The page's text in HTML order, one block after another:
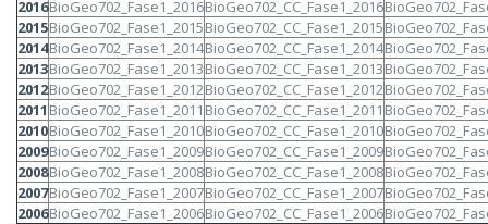
2016BioGeo702_Fase1_2016BioGeo702_CC_Fase1_2016
2015BioGeo702_Fase1_2015BioGeo702_CC_Fase1_2015
2014BioGeo702_Fase1_2014BioGeo702_CC_Fase1_2014
2013BioGeo702_Fase1_2013BioGeo702_CC_Fase1_2013
2012BioGeo702_Fase1_2012BioGeo702_CC_Fase1_2012
2011 BioGeo702_Fase1_2011 BioGeo702_CC_Fase1_2011
2010BioGeo702_Fase1_2010BioGeo702_CC_Fase1_2010
2009BioGeo702_Fase1_2009BioGeo702_CC_Fase1_2009
2008BioGeo702_Fase1_2008BioGeo702_CC_Fase1_2008
2007BioGeo702_Fase1_2007BioGeo702_CC_Fase1_2007
2006BioGeo702_Fase1_2006BioGeo702_CC_Fase1_2006